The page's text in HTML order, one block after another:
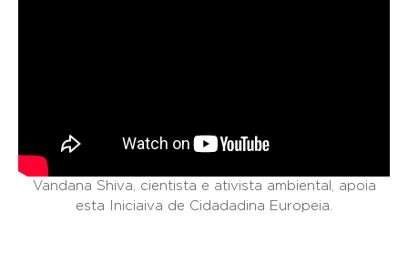
Vandana Shiva, cientista e ativista ambiental, apoia
esta Iniciaiva de Cidadadina Europeia.